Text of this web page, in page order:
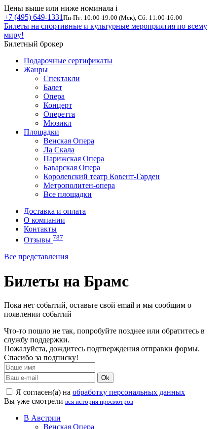
Цены выше или ниже номинала i
+7 (495) 649-1331 Пн-Пт: 10:00-19:00 (Мск), Сб: 11:00-16:00
Билеты на спортивные и культурные мероприятия по всему
миру!
Билетный брокер
Подарочные сертификаты
Жанры
Спектакли
Балет
Опера
Концерт
Оперетта
Мюзикл
Площадки
Венская Опера
Ла Скала
Парижская Опера
Баварская Опера
Королевский театр Ковент-Гарден
Метрополитен-опера
Все площадки
Доставка и оплата
О компании
Контакты
Отзывы 787
Все представления
Билеты на Брамс
Пока нет событий, оставьте свой email и мы сообщим о
появлении событий
Что-то пошло не так, попробуйте позднее или обратитесь в
службу поддержки.
Пожалуйста, дождитесь подтверждения отправки формы.
Спасибо за подписку!
Ok
Я согласен(а) на обработку персональных данных
Вы уже смотрели вся история просмотров
В Австрии
Венская Опера